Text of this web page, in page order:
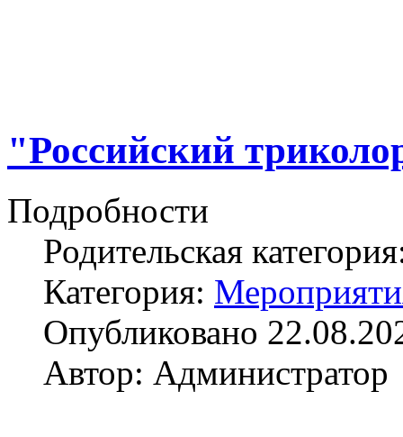
"Российский
Подробности
Родительская
Категория:
Опубликовано
Автор: Администратор